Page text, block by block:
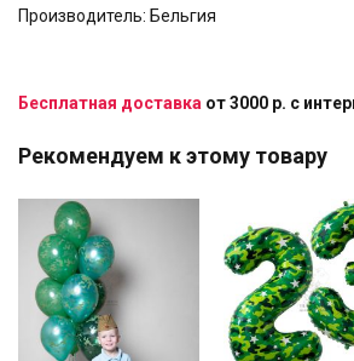
Производитель: Бельгия
Бесплатная доставка от 3000 р. с
Рекомендуем к этому товару